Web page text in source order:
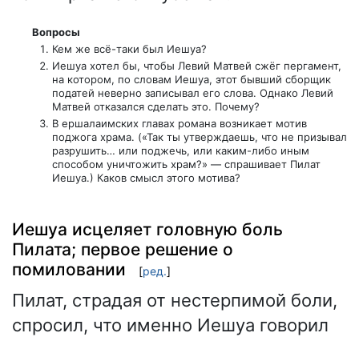
Вопросы
Кем же всё-таки был Иешуа?
Иешуа хотел бы, чтобы Левий Матвей сжёг пергамент,
на котором, по словам Иешуа, этот бывший сборщик
податей неверно записывал его слова. Однако Левий
Матвей отказался сделать это. Почему?
В ершалаимских главах романа возникает мотив
поджога храма. («Так ты утверждаешь, что не призывал
разрушить… или поджечь, или каким-либо иным
способом уничтожить храм?» — спрашивает Пилат
Иешуа.) Каков смысл этого мотива?
Иешуа исцеляет головную боль
Пилата; первое решение о
помиловании
[ред.]
Пилат, страдая от нестерпимой боли,
спросил, что именно Иешуа говорил